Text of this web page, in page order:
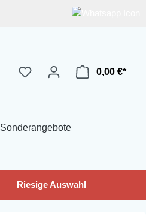
0,00 €*
Sonderangebote
Riesige Auswahl